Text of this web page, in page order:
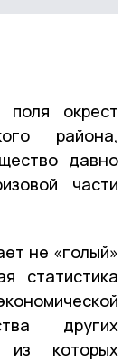
поля окрест
района,
давно
части
не «голый»
статистика
других
из которых